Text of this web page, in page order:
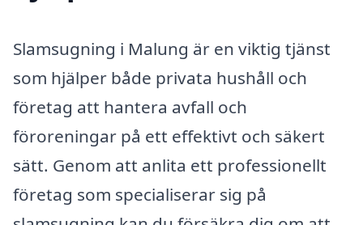
Slamsugning i Malung är en viktig tjänst
som hjälper både privata hushåll och
företag att hantera avfall och
föroreningar på ett effektivt och säkert
sätt. Genom att anlita ett professionellt
företag som specialiserar sig på